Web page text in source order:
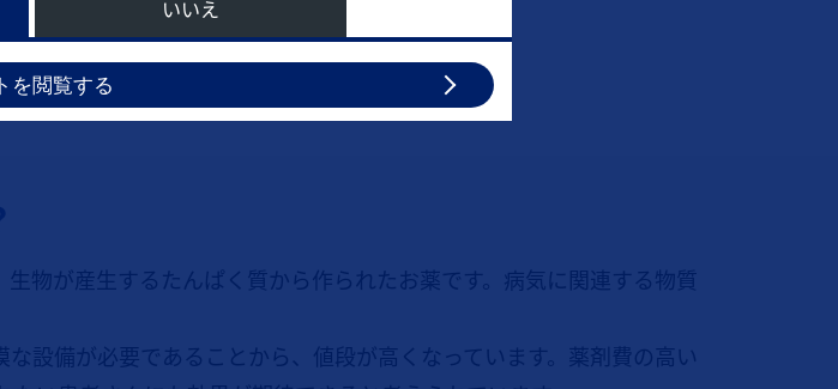
物が産生するたんぱく質から作られたお薬です。病気に関連する物質
設備が必要であることから、値段が高くなっています。薬剤費の高い
いいえ
を閲覧する